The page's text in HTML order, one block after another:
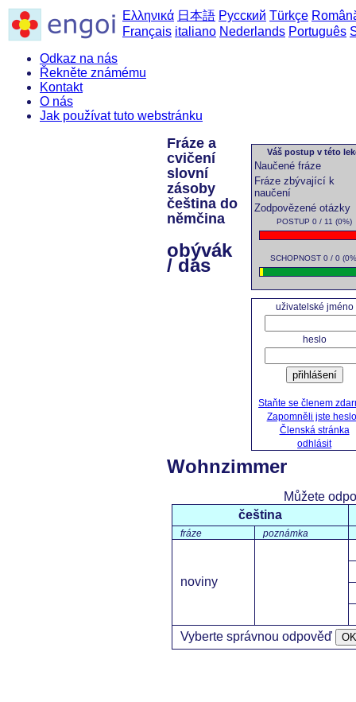
Ελληνικά 日本語 Русский Türkçe
Français italiano Nederlands Português
Odkaz na nás
Řekněte známému
Kontakt
O nás
Jak používat tuto webstránku
Váš postup v této
Naučené fráze
Fráze zbývající k
naučení
Zodpovězené otázky
POSTUP 0 / 11 (0%)
SCHOPNOST 0 / 0
uživatelské jméno
heslo
přihlášení
Staňte se členem
Zapomněli jste
Členská stránka
odhlásit
Fráze a
cvičení
slovní
zásoby
čeština do
němčina
obývák
/ das
Wohnzimmer
Můžete
čeština
fráze poznámka
noviny
Vyberte správnou odpověď